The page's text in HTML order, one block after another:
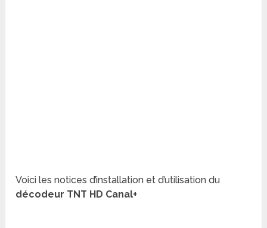
Voici les notices d’installation et d’utilisation du
décodeur TNT HD Canal+